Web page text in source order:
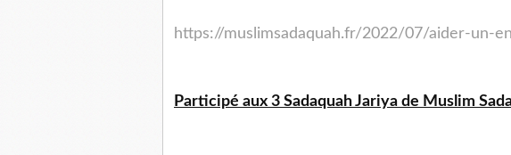
https://muslimsadaquah.fr/2022/07/aider-un-
Participé aux 3 Sadaquah Jariya de Muslim